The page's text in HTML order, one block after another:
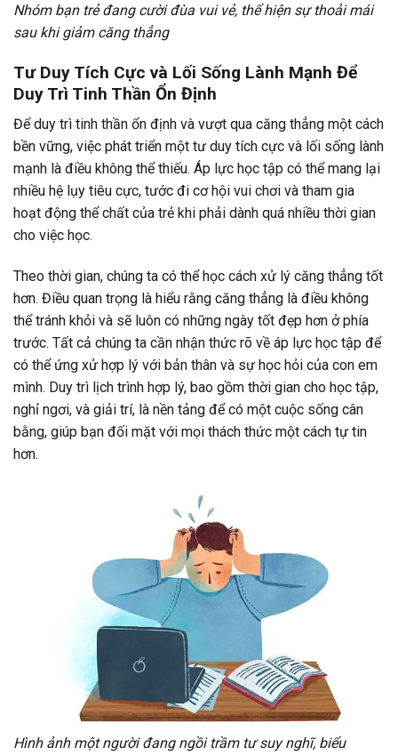
Nhóm bạn trẻ đang cười đùa vui vẻ, thể hiện sự thoải mái
sau khi giảm căng thẳng
Tư Duy Tích Cực và Lối Sống Lành Mạnh Để
Duy Trì Tinh Thần Ổn Định
Để duy trì tinh thần ổn định và vượt qua căng thẳng một cách
bền vững, việc phát triển một tư duy tích cực và lối sống lành
mạnh là điều không thể thiếu. Áp lực học tập có thể mang lại
nhiều hệ lụy tiêu cực, tước đi cơ hội vui chơi và tham gia
hoạt động thể chất của trẻ khi phải dành quá nhiều thời gian
cho việc học.
Theo thời gian, chúng ta có thể học cách xử lý căng thẳng tốt
hơn. Điều quan trọng là hiểu rằng căng thẳng là điều không
thể tránh khỏi và sẽ luôn có những ngày tốt đẹp hơn ở phía
trước. Tất cả chúng ta cần nhận thức rõ về áp lực học tập để
có thể ứng xử hợp lý với bản thân và sự học hỏi của con em
mình. Duy trì lịch trình hợp lý, bao gồm thời gian cho học tập,
nghỉ ngơi, và giải trí, là nền tảng để có một cuộc sống cân
bằng, giúp bạn đối mặt với mọi thách thức một cách tự tin
hơn.
Hình ảnh một người đang ngồi trầm tư suy nghĩ, biểu